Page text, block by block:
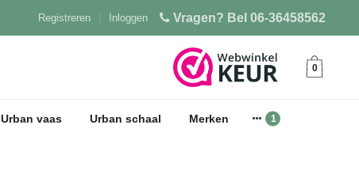
Vragen? Bel 06-36458562
Inloggen
Registreren
0
Urban vaas Urban schaal Merken